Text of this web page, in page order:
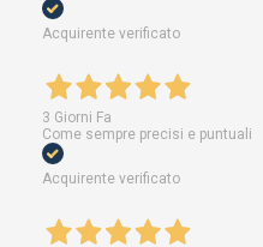
Acquirente verificato
3 Giorni Fa
Come sempre precisi e puntuali
Acquirente verificato